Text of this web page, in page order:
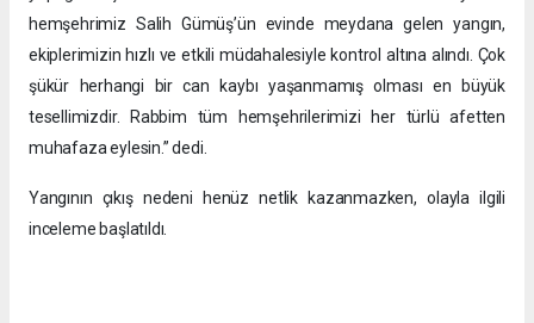
hemşehrimiz Salih Gümüş’ün evinde meydana gelen yangın,
ekiplerimizin hızlı ve etkili müdahalesiyle kontrol altına alındı. Çok
şükür herhangi bir can kaybı yaşanmamış olması en büyük
tesellimizdir. Rabbim tüm hemşehrilerimizi her türlü afetten
muhafaza eylesin.” dedi.
Yangının çıkış nedeni henüz netlik kazanmazken, olayla ilgili
inceleme başlatıldı.